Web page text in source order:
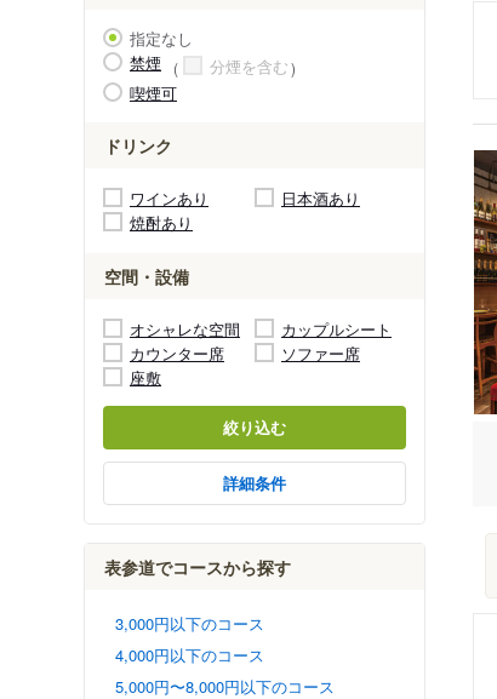
指定なし
禁煙
分煙を含む
喫煙可
ドリンク
ワインあり
日本酒あり
焼酎あり
空間・設備
オシャレな空間
カップルシート
カウンター席
ソファー席
座敷
絞り込む
詳細条件
表参道でコースから探す
3,000円以下のコース
4,000円以下のコース
5,000円〜8,000円以下のコース